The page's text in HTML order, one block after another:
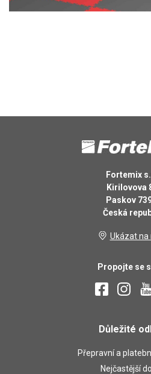
Fortemix
Kirilovova
Paskov
Česká
Ukázat na
Propojte se
Důležité
Přepravní a
Nejčastější